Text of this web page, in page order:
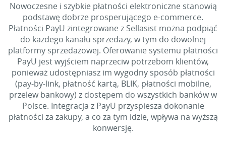
Nowoczesne i szybkie płatności elektroniczne stanowią
podstawę dobrze prosperującego e-commerce.
Płatności PayU zintegrowane z Sellasist można podpiąć
do każdego kanału sprzedaży, w tym do dowolnej
platformy sprzedażowej. Oferowanie systemu płatności
PayU jest wyjściem naprzeciw potrzebom klientów,
ponieważ udostępniasz im wygodny sposób płatności
(pay-by-link, płatność kartą, BLIK, płatności mobilne,
przelew bankowy) z dostępem do wszystkich banków w
Polsce. Integracja z PayU przyspiesza dokonanie
płatności za zakupy, a co za tym idzie, wpływa na wyższą
konwersję.